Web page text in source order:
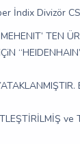
İndix Divizör
TEN
ve